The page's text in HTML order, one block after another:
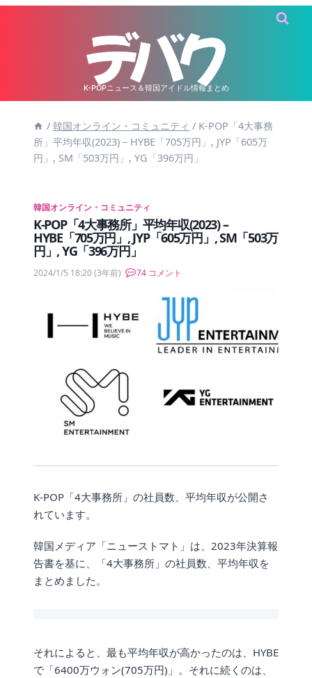
K-POPニュース＆韓国アイドル情報まとめ
/ 韓国オンライン・コミュニティ / K-POP「4大事務
所」平均年収(2023) – HYBE「705万円」, JYP「605万
円」, SM「503万円」, YG「396万円」
韓国オンライン・コミュニティ
K-POP「4大事務所」平均年収(2023) –
HYBE「705万円」, JYP「605万円」, SM「503万
円」, YG「396万円」
2024/1/5 18:20(3年前) 74 コメント
K-POP「4大事務所」の社員数、平均年収が公開さ
れています。
韓国メディア「ニューストマト」は、2023年決算報
告書を基に、「4大事務所」の社員数、平均年収を
まとめました。
それによると、最も平均年収が高かったのは、HYBE
で「6400万ウォン(705万円)」。それに続くのは、